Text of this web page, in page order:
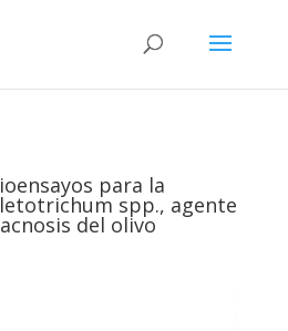
para la
spp., agente
del olivo